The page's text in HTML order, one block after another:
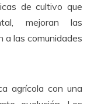
de cultivo que
mejoran las
a las comunidades
agrícola con una